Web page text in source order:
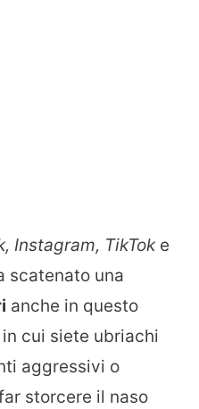
Instagram, TikToke
scatenato una
anche in questo
cui siete ubriachi
aggressivi o
storcere il naso